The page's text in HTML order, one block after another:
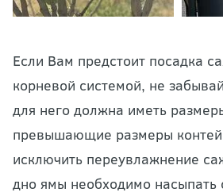
Если Вам предстоит посадка
корневой системой, не
для него должна иметь
превышающие размеры
исключить переувлажнение
дно ямы необходимо насыпать